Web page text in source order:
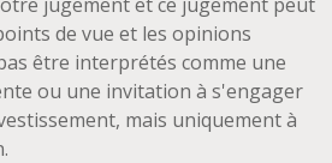
de vue et les opinions
être interprétés comme une
ou une invitation à s'engager
mais uniquement à